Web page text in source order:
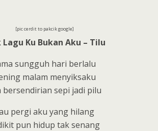
[pic cerdit to pakcik google]
Ku Bukan Aku – Tilu
sungguh hari berlalu
malam menyiksaku
bersendirian sepi jadi pilu
pergi aku yang hilang
pun hidup tak senang